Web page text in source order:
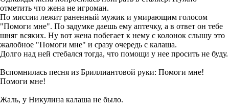
отметить что жена не игроман.
По миссии лежит раненный мужик и умирающим голосом
"Помоги мне". По задумке даешь ему аптечку, а в ответ он тебе
шняг всяких. Ну вот жена побегает к нему с колонок слышу это
жалобное "Помоги мне" и сразу очередь с калаша.
Долго над ней стебался тогда, что помощи у нее просить не буду.
Вспомнилась песня из Бриллиантовой руки: Помоги мне!
Помоги мне!
Жаль, у Никулина калаша не было.